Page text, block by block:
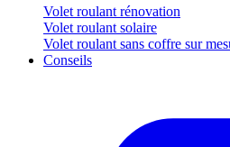
Volet roulant rénovation
Volet roulant solaire
Volet roulant sans coffre sur
Conseils